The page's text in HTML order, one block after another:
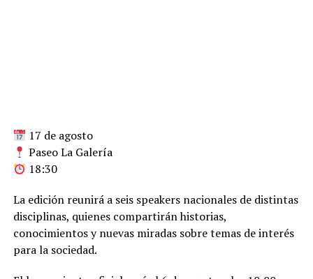
17 de agosto
Paseo La Galería
18:30
La edición reunirá a seis speakers nacionales de distintas
disciplinas, quienes compartirán historias,
conocimientos y nuevas miradas sobre temas de interés
para la sociedad.